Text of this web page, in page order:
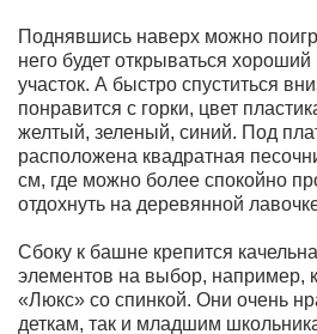
Поднявшись наверх можно
него будет открываться
участок. А быстро спуститься
понравится с горки, цвет
желтый, зеленый, синий. Под
расположена квадратная
см, где можно более спокойно
отдохнуть на деревянной
Сбоку к башне крепится
элементов на выбор, например,
«Люкс» со спинкой. Они очень
деткам, так и младшим